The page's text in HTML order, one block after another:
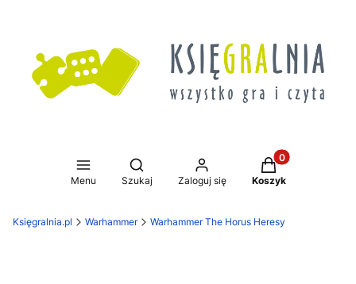
Menu
Otwórz wyszukiwarkę
Szukaj Zaloguj się
Produkty w
Koszyk
Księgralnia.pl Warhammer Warhammer The Horus Heresy